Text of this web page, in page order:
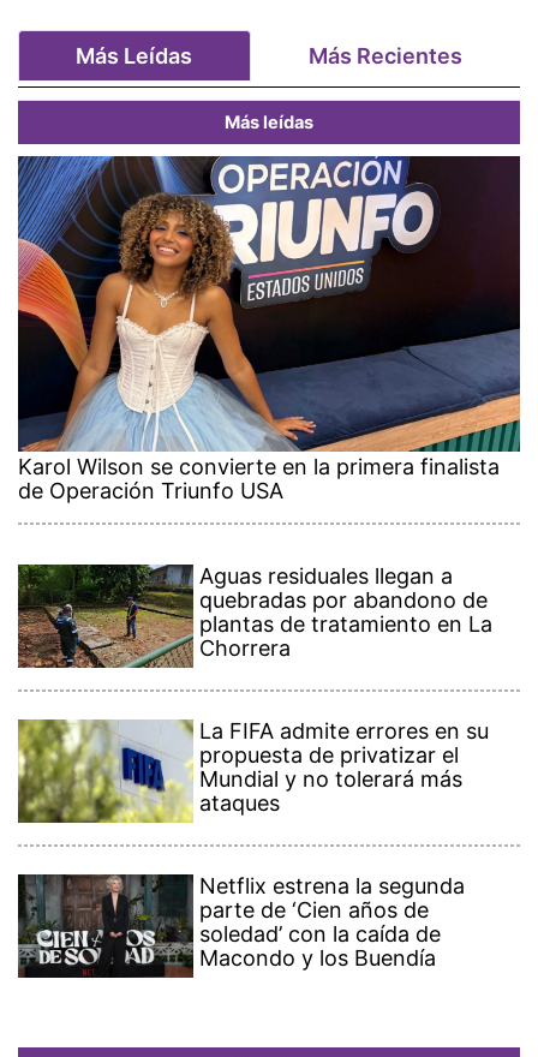
Más Leídas Más Recientes
Más leídas
Karol Wilson se convierte en la primera finalista
de Operación Triunfo USA
Aguas residuales llegan a
quebradas por abandono de
plantas de tratamiento en La
Chorrera
La FIFA admite errores en su
propuesta de privatizar el
Mundial y no tolerará más
ataques
Netflix estrena la segunda
parte de ‘Cien años de
soledad’ con la caída de
Macondo y los Buendía